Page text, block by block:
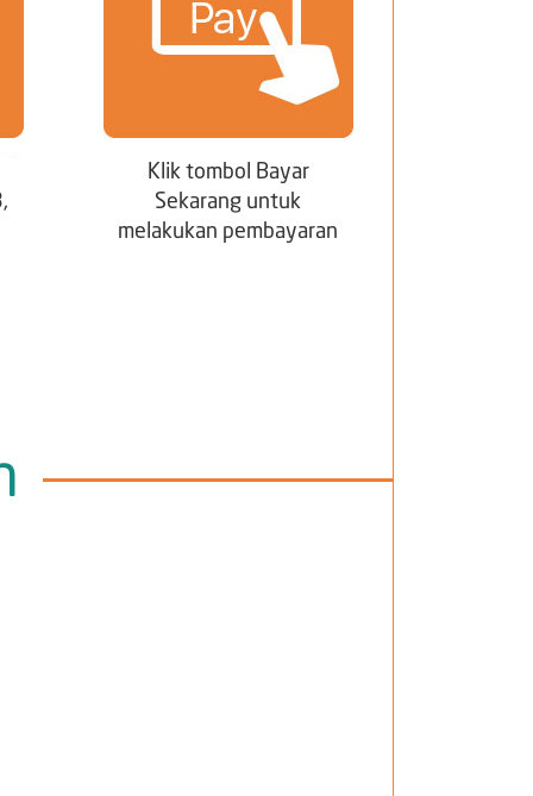
Klik tombol Bayar
Sekarang untuk
melakukan pembayaran